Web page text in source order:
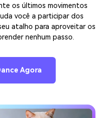
os últimos movimentos
você a participar dos
atalho para aproveitar os
nenhum passo.
Agora